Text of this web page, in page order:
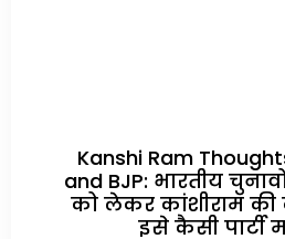
Kanshi Ram
and BJP: भारतीय
को लेकर कांशीराम की
इसे कैसी पार्टी